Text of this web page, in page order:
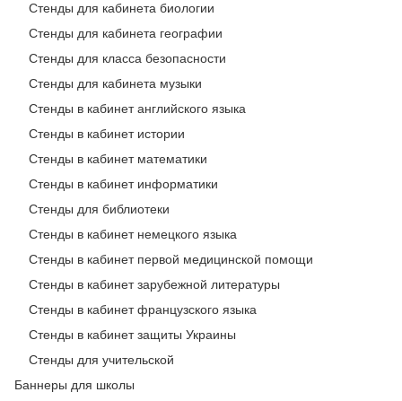
Стенды для кабинета биологии
Стенды для кабинета географии
Стенды для класса безопасности
Стенды для кабинета музыки
Стенды в кабинет английского языка
Стенды в кабинет истории
Стенды в кабинет математики
Стенды в кабинет информатики
Стенды для библиотеки
Стенды в кабинет немецкого языка
Стенды в кабинет первой медицинской помощи
Стенды в кабинет зарубежной литературы
Стенды в кабинет французского языка
Стенды в кабинет защиты Украины
Стенды для учительской
Баннеры для школы